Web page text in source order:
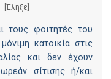
[Έληξε]
τους φοιτητές του
κατοικία στις
και δεν έχουν
σίτισης ή/και